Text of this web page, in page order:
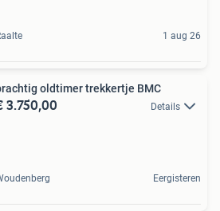
1 aug 26
oldtimer trekkertje BMC
3.750,00 Details
Eergisteren